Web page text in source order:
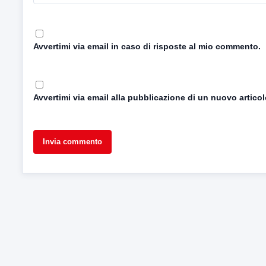
Avvertimi via email in caso di risposte al mio commento.
Avvertimi via email alla pubblicazione di un nuovo